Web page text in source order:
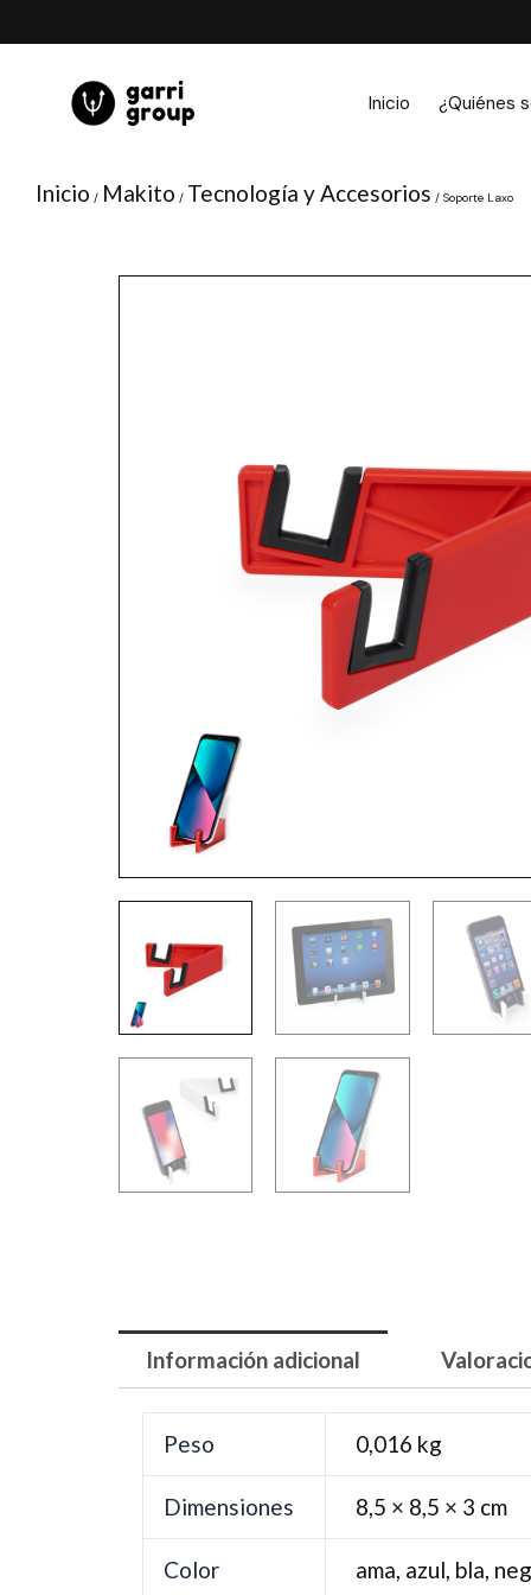
contenido
Inicio ¿Quiénes
Inicio / Makito / Tecnología y Accesorios / Soporte Laxo
Información adicional
Peso 0,016 kg
Dimensiones 8,5 × 8,5 × 3 cm
Color ama, azul, bla,